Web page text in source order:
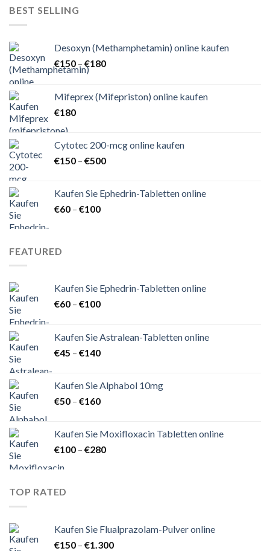
BEST SELLING
Desoxyn (Methamphetamin) online kaufen
€150 – €180Preisspanne:
€180
Mifeprex (Mifepriston) online kaufen
€180
Cytotec 200-mcg online kaufen
€150 – €500Preisspanne:
€500
Kaufen Sie Ephedrin-Tabletten online
€60 – €100Preisspanne:
FEATURED
Kaufen Sie Ephedrin-Tabletten online
€60 – €100Preisspanne:
€100
Kaufen Sie Astralean-Tabletten online
€45 – €140Preisspanne:
€140
Kaufen Sie Alphabol 10mg
€50 – €160Preisspanne:
€160
Kaufen Sie Moxifloxacin Tabletten online
€100 – €280Preisspanne:
TOP RATED
Kaufen Sie Flualprazolam-Pulver online
€150 – €1.300Preisspanne: